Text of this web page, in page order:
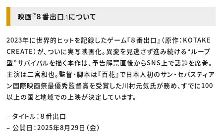
映画『８番出口』について
2023年に世界的ヒットを記録したゲーム『８番出口』（原作：KOTAKE
CREATE）が、ついに実写映画化。異変を見逃さず進み続ける“ループ
型”サバイバルを描く本作は、予告解禁直後からSNS上で話題を席巻。
主演は二宮和也。監督・脚本は『百花』で日本人初のサン・セバスティア
ン国際映画祭最優秀監督賞を受賞した川村元気氏が務め、すでに100
以上の国と地域での上映が決定しています。
– タイトル：８番出口
– 公開日：2025年8月29日（金）